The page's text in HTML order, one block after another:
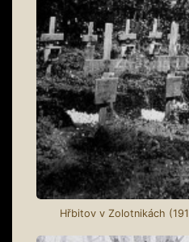
Hřbitov v Zolotnikách